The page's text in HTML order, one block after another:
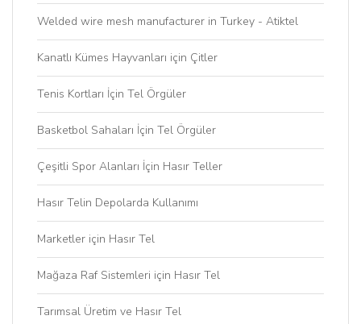
Welded wire mesh manufacturer in Turkey - Atiktel
Kanatlı Kümes Hayvanları için Çitler
Tenis Kortları İçin Tel Örgüler
Basketbol Sahaları İçin Tel Örgüler
Çeşitli Spor Alanları İçin Hasır Teller
Hasır Telin Depolarda Kullanımı
Marketler için Hasır Tel
Mağaza Raf Sistemleri için Hasır Tel
Tarımsal Üretim ve Hasır Tel